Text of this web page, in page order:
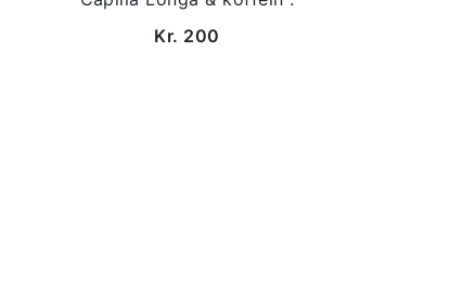
Kr. 200